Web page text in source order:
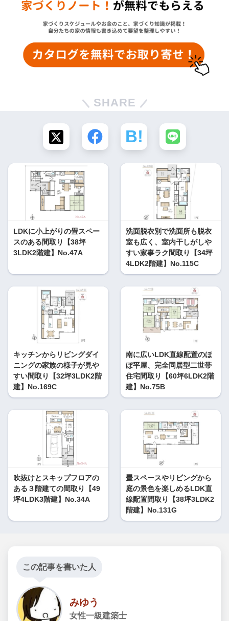
SHARE
LDKに小上がりの畳スペー
スのある間取り【38坪
3LDK2階建】No.47A
洗面脱衣別で洗面所も脱衣
室も広く、室内干しがしや
すい家事ラク間取り【34坪
4LDK2階建】No.115C
キッチンからリビングダイ
ニングの家族の様子が見や
すい間取り【32坪3LDK2階
建】No.169C
南に広いLDK直線配置のほ
ぼ平屋、完全同居型二世帯
住宅間取り【60坪6LDK2階
建】No.75B
吹抜けとスキップフロアの
ある３階建ての間取り【49
坪4LDK3階建】No.34A
畳スペースやリビングから
庭の景色を楽しめるLDK直
線配置間取り【38坪3LDK2
階建】No.131G
この記事を書いた人
みゆう
女性一級建築士